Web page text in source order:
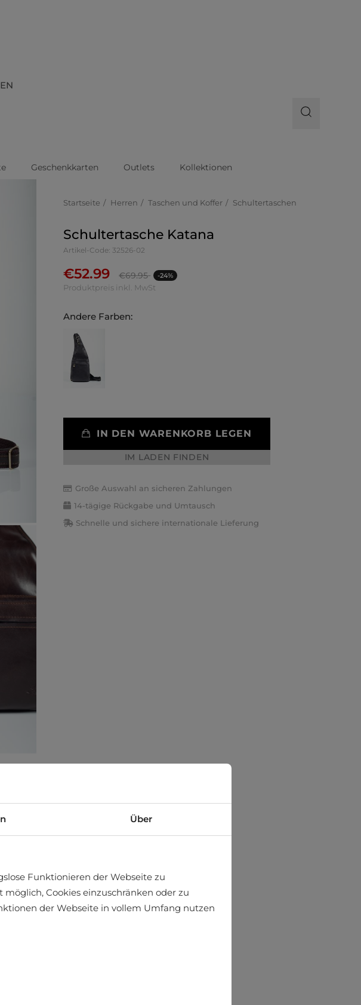
Geschenkkarten Outlets Kollektionen
Startseite Herren Taschen und Koffer Schultertaschen
Schultertasche Katana
Artikel-Code: 32526-02
€52.99 €69.95 -24%
Produktpreis inkl. MwSt
Andere Farben:
IN DEN WARENKORB LEGEN
IM LADEN FINDEN
Große Auswahl an sicheren Zahlungen
14-tägige Rückgabe und Umtausch
Schnelle und sichere internationale Lieferung
Über
Funktionieren der Webseite zu
Cookies einzuschränken oder zu
der Webseite in vollem Umfang nutzen